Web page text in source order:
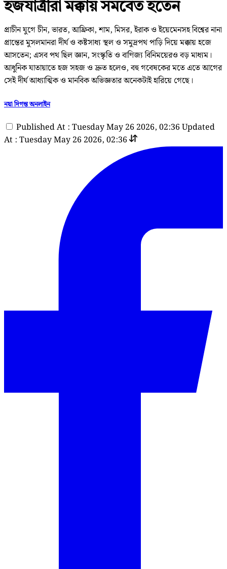
হজযাত্রীরা মক্কায় সমবেত হতেন
প্রাচীন যুগে চীন, ভারত, আফ্রিকা, শাম, মিসর, ইরাক ও ইয়েমেনসহ বিশ্বের নানা
প্রান্তের মুসলমানরা দীর্ঘ ও কষ্টসাধ্য স্থল ও সমুদ্রপথ পাড়ি দিয়ে মক্কায় হজে
আসতেন; এসব পথ ছিল জ্ঞান, সংস্কৃতি ও বাণিজ্য বিনিময়েরও বড় মাধ্যম।
আধুনিক যাতায়াতে হজ সহজ ও দ্রুত হলেও, বহু গবেষকের মতে এতে আগের
সেই দীর্ঘ আধ্যাত্মিক ও মানবিক অভিজ্ঞতার অনেকটাই হারিয়ে গেছে।
নয়া দিগন্ত অনলাইন
Published At : Tuesday May 26 2026, 02:36 Updated
At : Tuesday May 26 2026, 02:36